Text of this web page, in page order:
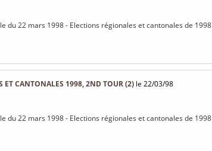
du 22 mars 1998 - Elections régionales et cantonales de 1998
ET CANTONALES 1998, 2ND TOUR (2) le 22/03/98
du 22 mars 1998 - Elections régionales et cantonales de 1998